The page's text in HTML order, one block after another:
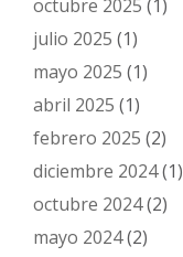
octubre 2025 (1)
julio 2025 (1)
mayo 2025 (1)
abril 2025 (1)
febrero 2025 (2)
diciembre 2024(1)
octubre 2024(2)
mayo 2024(2)